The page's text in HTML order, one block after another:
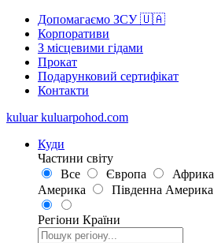
Допомагаємо ЗСУ 🇺🇦
Корпоративи
З місцевими гідами
Прокат
Подарунковий сертифікат
Контакти
kuluar kuluarpohod.com
Куди
Частини світу
Все
Європа Африка
Америка
Південна Америка
Регіони Країни